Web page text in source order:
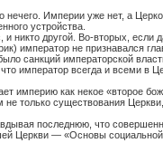
Империи уже нет, а
устройства.
никто другой. Во-вторых,
император не признавался
санкций императорской
император всегда и всеми в
империю как некое «второе
только существования
последнюю, что
Церкви — «Основы